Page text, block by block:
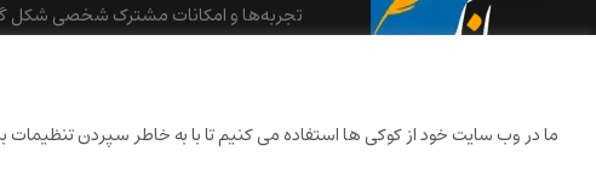
تجربه‌ها و امکانات مشترک شخصی شکل
ما در وب سایت خود از کوکی ها استفاده می کنیم تا با به خاطر سپردن تنظیمات